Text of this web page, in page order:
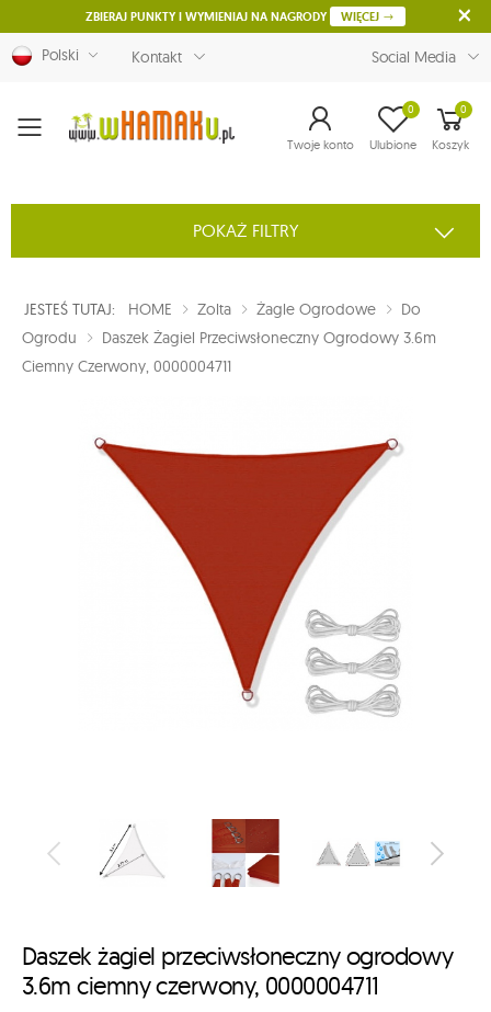
ZBIERAJ PUNKTY I WYMIENIAJ NA NAGRODY WIĘCEJ
Polski Kontakt Social Media
Menu Twoje konto Ulubione
0 0
Koszyk
POKAŻ FILTRY
JESTEŚ TUTAJ: HOME Zolta Żagle Ogrodowe
Do
Ogrodu
Daszek Żagiel Przeciwsłoneczny Ogrodowy 3.6m
Ciemny Czerwony, 0000004711
Daszek żagiel przeciwsłoneczny ogrodowy
3.6m ciemny czerwony, 0000004711